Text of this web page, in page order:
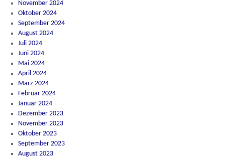
November 2024
Oktober 2024
September 2024
August 2024
Juli 2024
Juni 2024
Mai 2024
April 2024
März 2024
Februar 2024
Januar 2024
Dezember 2023
November 2023
Oktober 2023
September 2023
August 2023